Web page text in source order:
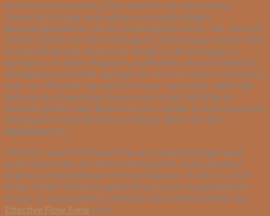
wirst Du sie brauchen. Dann machen wir uns mit dem
Mountain Climber und weiteren schnellkräftigen
Bewegungsabläufen für die Sonnengrüße warm. Wir üben sie
mit der Option aus der Vorbeuge ins Chaturanga und aus dem
herabschauenden Hund auch wieder in die Vorbeuge zu
springen. Um einen eleganten, kraftvollen und kontrollierten
Übergang zu schaffen, springst Du nicht in erster Linie zurück
oder vor. Vielmehr springst Du immer nach oben, ziehst die
Knie an den Oberkörper heran und bringst die Füße so
deutlich geführt zum Boden zurück. Gerade im Sprung an den
Anfang der Matte übst Du auf dieses Weise auf den
Handstand
hin.
Natürlich macht der Yoga Flow auch ohne Sprünge Spaß.
Achte wie immer auf Deine individuellen, tagesaktuellen
Grenzen und praktiziere in einem Rahmen, in dem Du Dich
sicher fühlst. Wenn Dir generell nach einer entspannteren
Praxis ist, schau einfach einmal in den anderen Videos der
Effective Flow Serie nach.